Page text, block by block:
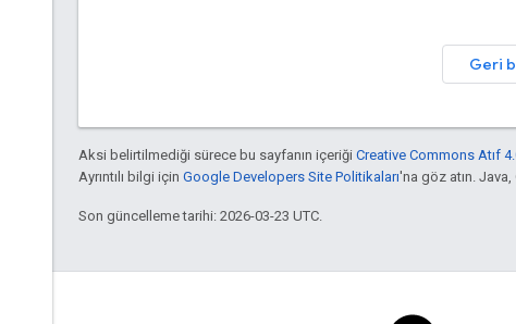
Geri
Aksi belirtilmediği sürece bu sayfanın içeriği Creative Commons Atıf
Ayrıntılı bilgi için Google Developers Site Politikaları'na göz atın. Java,
Son güncelleme tarihi: 2026-03-23 UTC.